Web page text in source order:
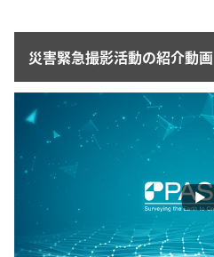
災害緊急撮影活動の紹介動画